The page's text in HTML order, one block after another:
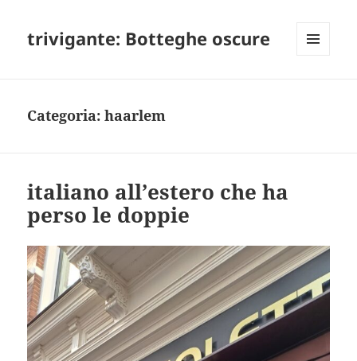
trivigante: Botteghe oscure
Categoria:haarlem
italiano all’estero che ha
perso le doppie